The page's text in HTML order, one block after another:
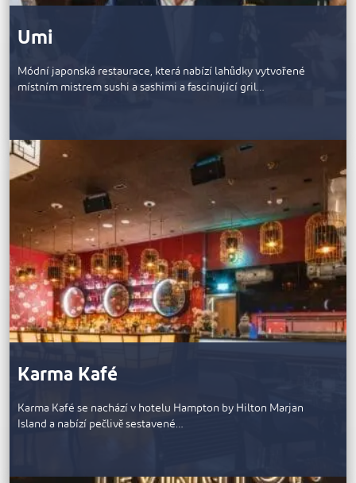
Umi
Módní japonská restaurace, která nabízí lahůdky vytvořené
místním mistrem sushi a sashimi a fascinující gril…
Karma Kafé
Karma Kafé se nachází v hotelu Hampton by Hilton Marjan
Island a nabízí pečlivě sestavené…